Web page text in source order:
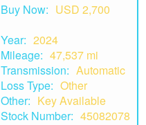
Buy Now: USD 2,700
Year: 2024
Mileage: 47,537 mi
Transmission: Automatic
Loss Type: Other
Other: Key Available
Stock Number: 45082078